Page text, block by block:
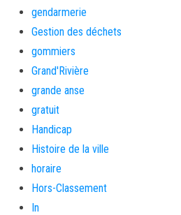
gendarmerie
Gestion des déchets
gommiers
Grand'Rivière
grande anse
gratuit
Handicap
Histoire de la ville
horaire
Hors-Classement
In